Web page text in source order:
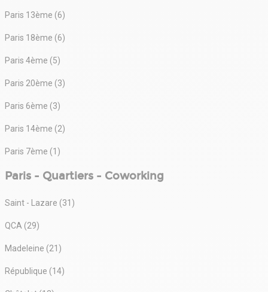
Paris 13ème (6)
Paris 18ème (6)
Paris 4ème (5)
Paris 20ème (3)
Paris 6ème (3)
Paris 14ème (2)
Paris 7ème (1)
Paris - Quartiers - Coworking
Saint - Lazare (31)
QCA (29)
Madeleine (21)
République (14)